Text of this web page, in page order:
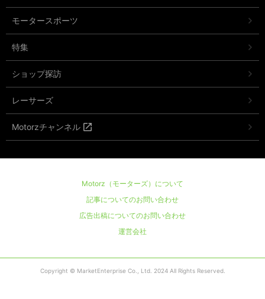
モータースポーツ
特集
ショップ探訪
レーサーズ
Motorzチャンネル
Motorz（モーターズ）について
記事についてのお問い合わせ
広告出稿についてのお問い合わせ
運営会社
Copyright © MarketEnterprise Co., Ltd. 2024 All Rights Reserved.